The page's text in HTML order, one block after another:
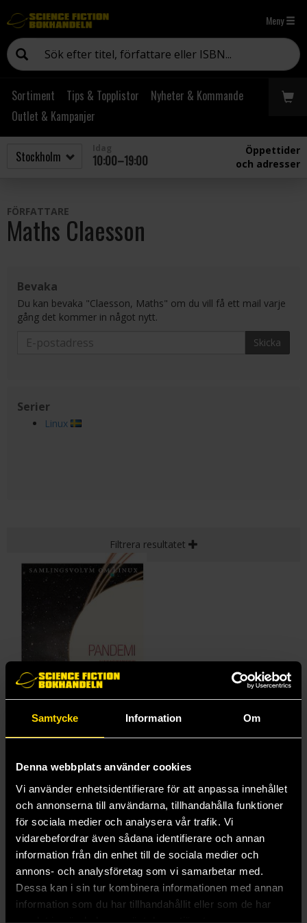
Samtycke Information Om
Denna webbplats använder cookies
Vi använder enhetsidentifierare för att anpassa innehållet
och annonserna till användarna, tillhandahålla funktioner
för sociala medier och analysera vår trafik. Vi
vidarebefordrar även sådana identifierare och annan
information från din enhet till de sociala medier och
annons- och analysföretag som vi samarbetar med.
Dessa kan i sin tur kombinera informationen med annan
information som du har tillhandahållit eller som de har
samlat in när du har använt deras tjänster.
Meny
Sortiment Tips & Topplistor
Nyheter & Kommande
Outlet & Kampanjer
10:00–19:00
Öppettider
och adresser
FÖRFATTARE
Maths Claesson
Bevaka
Du kan bevaka "Claesson, Maths" om du vill få ett mail varje
gång det kommer in något nytt.
Skicka
Serier
Linux
Filtrera resultatet
Pandemi
Maths Claesson
129 kr
Beställ